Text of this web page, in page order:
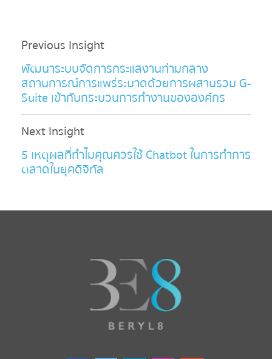
Previous Insight
พัฒนาระบบจัดการกระแสงานท่ามกลาง
สถานการณ์การแพร่ระบาดด้วยการผสานรวม G-
Suite เข้ากับกระบวนการทำงานขององค์กร
Next Insight
5 เหตุผลที่ทำไมคุณควรใช้ Chatbot ในการทำการ
ตลาดในยุคดิจิทัล